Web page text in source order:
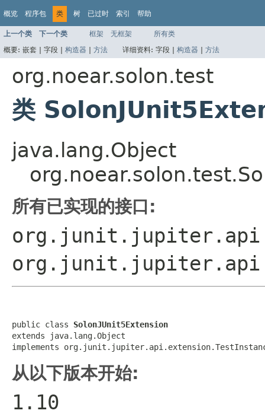
概览 程序包 类 树 已过时 索引 帮助
上一个类 下一个类 框架 无框架
所有类
概要: 嵌套 | 字段 | 构造器 | 方法 详细资料: 字段 | 构造器 | 方法
org.noear.solon.test
类
java.lang.Object
所有已实现的接口:
public class SolonJUnit5Extension
extends java.lang.Object
implements
从以下版本开始:
1.10